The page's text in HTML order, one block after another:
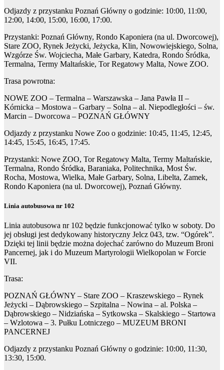
Odjazdy z przystanku Poznań Główny o godzinie: 10:00, 11:00,
12:00, 14:00, 15:00, 16:00, 17:00.
Przystanki: Poznań Główny, Rondo Kaponiera (na ul. Dworcowej),
Stare ZOO, Rynek Jeżycki, Jeżycka, Klin, Nowowiejskiego, Solna,
Wzgórze Św. Wojciecha, Małe Garbary, Katedra, Rondo Śródka,
Termalna, Termy Maltańskie, Tor Regatowy Malta, Nowe ZOO.
Trasa powrotna:
NOWE ZOO – Termalna – Warszawska – Jana Pawła II –
Kórnicka – Mostowa – Garbary – Solna – al. Niepodległości – św.
Marcin – Dworcowa – POZNAŃ GŁÓWNY
Odjazdy z przystanku Nowe Zoo o godzinie: 10:45, 11:45, 12:45,
14:45, 15:45, 16:45, 17:45.
Przystanki: Nowe ZOO, Tor Regatowy Malta, Termy Maltańskie,
Termalna, Rondo Śródka, Baraniaka, Politechnika, Most Św.
Rocha, Mostowa, Wielka, Małe Garbary, Solna, Libelta, Zamek,
Rondo Kaponiera (na ul. Dworcowej), Poznań Główny.
Linia autobusowa nr 102
Linia autobusowa nr 102 będzie funkcjonować tylko w soboty. Do
jej obsługi jest dedykowany historyczny Jelcz 043, tzw. “Ogórek”.
Dzięki tej linii będzie można dojechać zarówno do Muzeum Broni
Pancernej, jak i do Muzeum Martyrologii Wielkopolan w Forcie
VII.
Trasa:
POZNAŃ GŁÓWNY – Stare ZOO – Kraszewskiego – Rynek
Jeżycki – Dąbrowskiego – Szpitalna – Nowina – al. Polska –
Dąbrowskiego – Nidziańska – Sytkowska – Skalskiego – Startowa
– Wzlotowa – 3. Pułku Lotniczego – MUZEUM BRONI
PANCERNEJ
Odjazdy z przystanku Poznań Główny o godzinie: 10:00, 11:30,
13:30, 15:00.